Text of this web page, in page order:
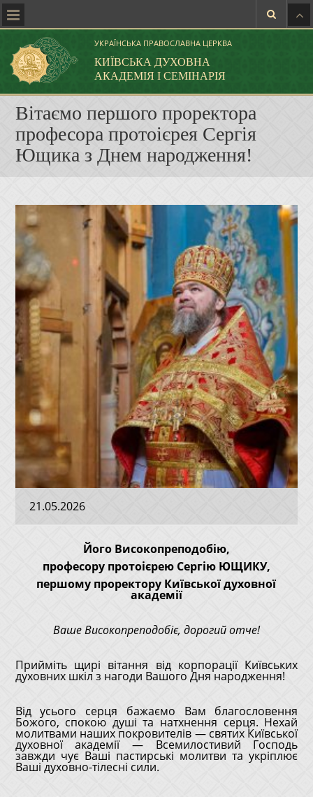
УКРАЇНСЬКА ПРАВОСЛАВНА ЦЕРКВА
КИЇВСЬКА ДУХОВНА
АКАДЕМІЯ І СЕМІНАРІЯ
Вітаємо першого проректора
професора протоієрея Сергія
Ющика з Днем народження!
21.05.2026
Його Високопреподобію,
професору протоієрею Сергію ЮЩИКУ,
першому проректору Київської духовної
академії
Ваше Високопреподобіє, дорогий отче!
Прийміть щирі вітання від корпорації Київських
духовних шкіл з нагоди Вашого Дня народження!
Від усього серця бажаємо Вам благословення
Божого, спокою душі та натхнення серця. Нехай
молитвами наших покровителів — святих Київської
духовної академії — Всемилостивий Господь
завжди чує Ваші пастирські молитви та укріплює
Ваші духовно-тілесні сили.